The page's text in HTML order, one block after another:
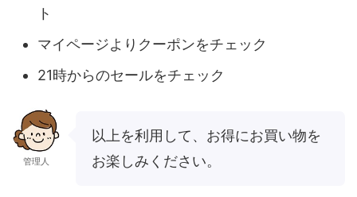
ト
マイページよりクーポンをチェック
21時からのセールをチェック
管理人
以上を利用して、お得にお買い物を
お楽しみください。